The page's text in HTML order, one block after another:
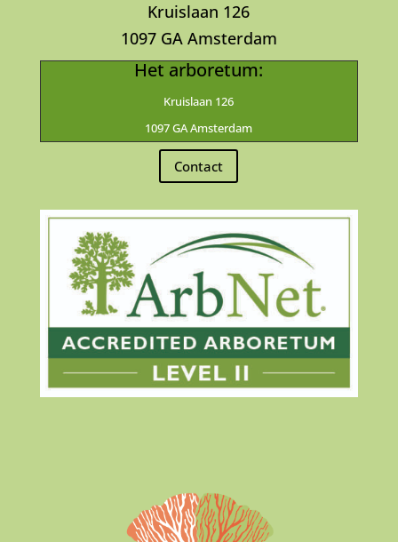
Kruislaan 126
1097 GA Amsterdam
Het arboretum:
Kruislaan 126
1097 GA Amsterdam
Contact